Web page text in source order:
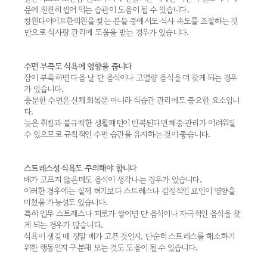
문에 천천히 씹어 먹는 습관이 도움이 될 수 있습니다.
창원다이어트한의원을 찾는 분들 중에서도 식사 속도를 조절하는 것
만으로 식사량 관리에 도움을 받는 경우가 있습니다.
수면 부족도 식욕에 영향을 줍니다
잠이 부족하면 다음 날 단 음식이나 고열량 음식을 더 찾게 되는 경우
가 있습니다.
충분한 수면은 신체 회복뿐 아니라 식습관 관리에도 중요한 요소입니
다.
늦은 취침과 불규칙한 생활패턴이 반복된다면 체중 관리가 어려워질
수 있으므로 규칙적인 수면 습관을 유지하는 것이 좋습니다.
스트레스성 식욕도 주의해야 합니다
배가 고프지 않은데도 음식이 생각나는 경우가 있습니다.
이러한 경우에는 실제 허기보다 스트레스나 감정적인 요인이 영향을
미쳤을 가능성도 있습니다.
특히 업무 스트레스나 피로가 쌓이면 단 음식이나 자극적인 음식을 찾
게 되는 경우가 많습니다.
식욕이 생길 때 정말 배가 고픈 것인지, 단순히 스트레스를 해소하기
위한 행동인지 구분해 보는 것도 도움이 될 수 있습니다.